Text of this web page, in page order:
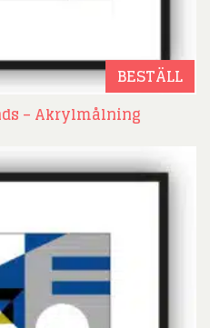
BESTÄLL
– Akrylmålning